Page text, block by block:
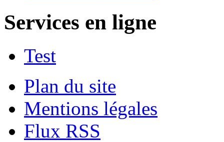
Services en ligne
Test
Plan du site
Mentions légales
Flux RSS